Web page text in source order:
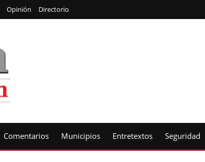
Opinión Directorio
Comentarios Municipios Entretextos Seguridad